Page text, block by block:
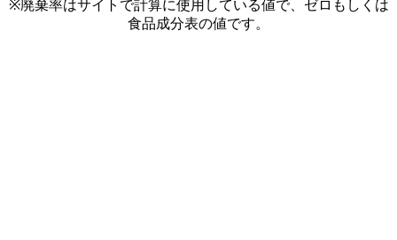
※廃棄率はサイトで計算に使用している値で、ゼロもしくは
食品成分表の値です。